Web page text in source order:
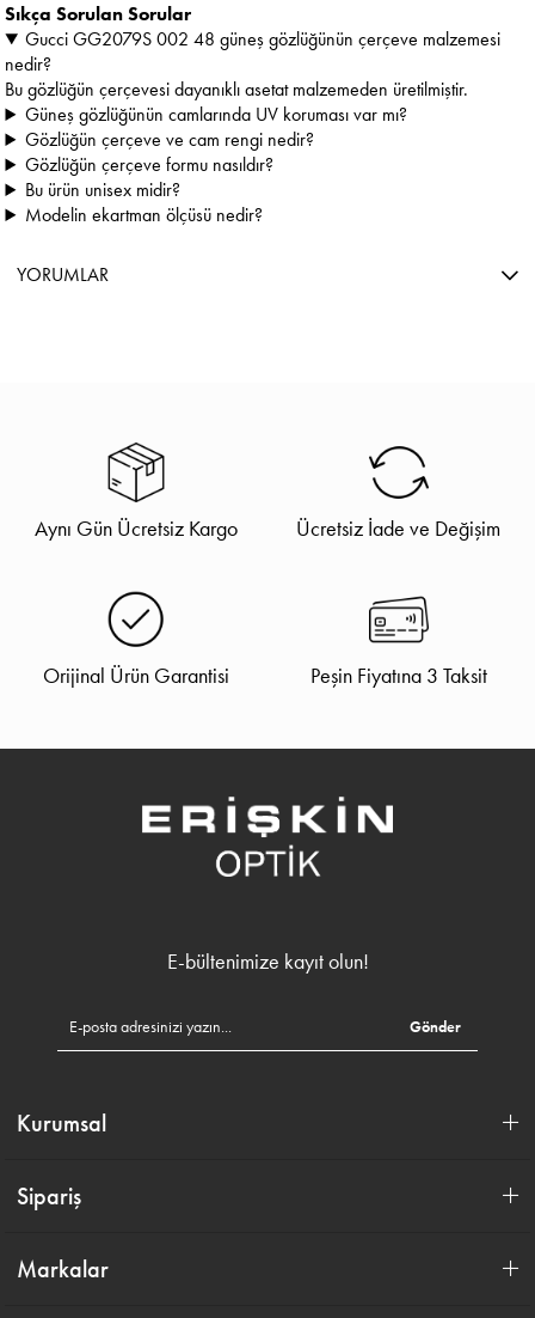
Sıkça Sorulan Sorular
Gucci GG2079S 002 48 güneş gözlüğünün çerçeve malzemesi
nedir?
Bu gözlüğün çerçevesi dayanıklı asetat malzemeden üretilmiştir.
Güneş gözlüğünün camlarında UV koruması var mı?
Gözlüğün çerçeve ve cam rengi nedir?
Gözlüğün çerçeve formu nasıldır?
Bu ürün unisex midir?
Modelin ekartman ölçüsü nedir?
YORUMLAR
Aynı Gün Ücretsiz Kargo Ücretsiz İade ve Değişim
Orijinal Ürün Garantisi Peşin Fiyatına 3 Taksit
E-bültenimize kayıt olun!
Gönder
Kurumsal
Sipariş
Markalar